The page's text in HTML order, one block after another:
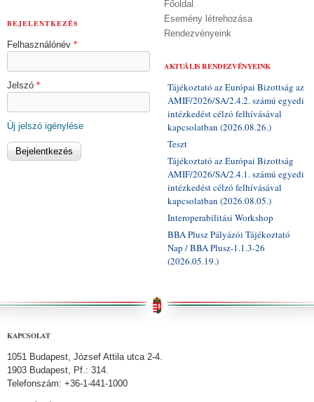
BEJELENTKEZÉS
Felhasználónév *
Jelszó *
Új jelszó igénylése
Főoldal
Esemény létrehozása
Rendezvényeink
AKTUÁLIS RENDEZVÉNYEINK
Tájékoztató az Európai Bizottság az
AMIF/2026/SA/2.4.2. számú egyedi
intézkedést célzó felhívásával
kapcsolatban (2026.08.26.)
Teszt
Tájékoztató az Európai Bizottság
AMIF/2026/SA/2.4.1. számú egyedi
intézkedést célzó felhívásával
kapcsolatban (2026.08.05.)
Interoperabilitási Workshop
BBA Plusz Pályázói Tájékoztató
Nap / BBA Plusz-1.1.3-26
(2026.05.19.)
KAPCSOLAT
1051 Budapest, József Attila utca 2-4.
1903 Budapest, Pf.: 314.
Telefonszám: +36-1-441-1000